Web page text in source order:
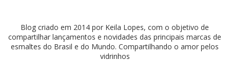
Blog criado em 2014 por Keila Lopes, com o objetivo de
compartilhar lançamentos e novidades das principais marcas de
esmaltes do Brasil e do Mundo. Compartilhando o amor pelos
vidrinhos